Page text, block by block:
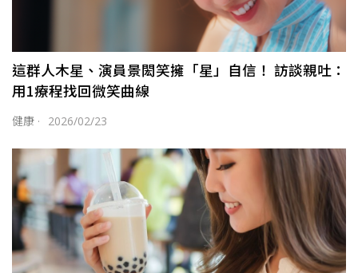
這群人木星、演員景閎笑擁「星」自信！ 訪談親吐：
用1療程找回微笑曲線
健康 · 2026/02/23